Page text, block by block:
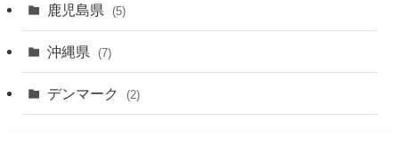
鹿児島県 (5)
沖縄県 (7)
デンマーク (2)